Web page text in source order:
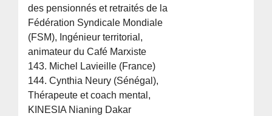
des pensionnés et retraités de la
Fédération Syndicale Mondiale
(FSM), Ingénieur territorial,
animateur du Café Marxiste
143. Michel Lavieille (France)
144. Cynthia Neury (Sénégal),
Thérapeute et coach mental,
KINESIA Nianing Dakar